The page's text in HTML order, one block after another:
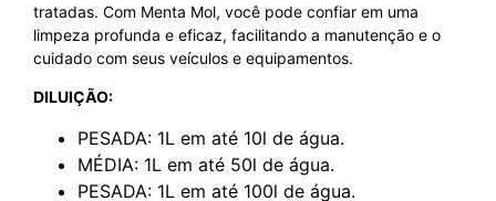
tratadas. Com Menta Mol, você pode confiar em uma
limpeza profunda e eficaz, facilitando a manutenção e o
cuidado com seus veículos e equipamentos.
DILUIÇÃO:
PESADA: 1L em até 10l de água.
MÉDIA: 1L em até 50l de água.
PESADA: 1L em até 100l de água.